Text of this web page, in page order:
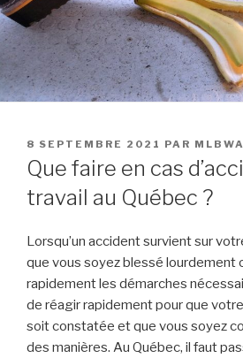
PUBLIÉ
LE
8 SEPTEMBRE 2021 PAR
Que faire en cas
travail au Québec ?
Lorsqu’un accident survient sur
que vous soyez blessé lourdement
rapidement les démarches
de réagir rapidement pour que
soit constatée et que vous soyez
des manières. Au Québec, il faut